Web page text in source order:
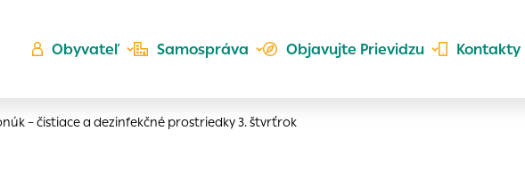
Obyvateľ Samospráva Objavujte Prievidzu Kontakty
– čistiace a dezinfekčné prostriedky 3. štvrťrok